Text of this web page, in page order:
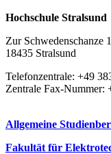
Hochschule Stralsund
Zur Schwedenschanze
18435 Stralsund
Telefonzentrale: +49
Zentrale Fax-Nummer:
Allgemeine
Fakultät für